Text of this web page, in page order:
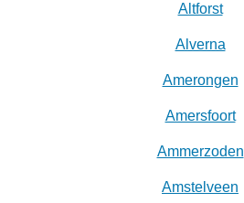
Altforst
Alverna
Amerongen
Amersfoort
Ammerzoden
Amstelveen